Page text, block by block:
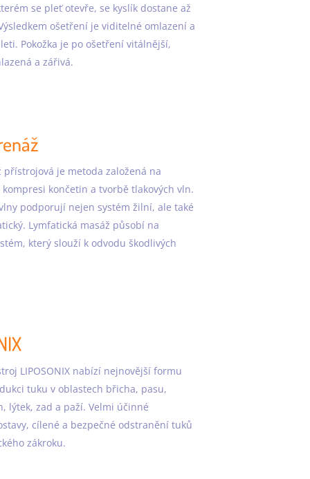
se pleť otevře, se kyslík dostane až
ošetření je viditelné omlazení a
Pokožka je po ošetření vitálnější,
a zářivá.
přístrojová je metoda založená na
končetin a tvorbě tlakových vln.
podporují nejen systém žilní, ale také
Lymfatická masáž působí na
který slouží k odvodu škodlivých
LIPOSONIX nabízí nejnovější formu
tuku v oblastech břicha, pasu,
lýtek, zad a paží. Velmi účinné
cílené a bezpečné odstranění tuků
zákroku.